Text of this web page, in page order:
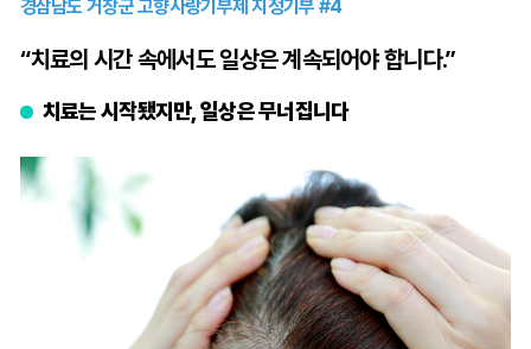
경삼남도 거창군 고향사랑기부제 지정기부 #4
“치료의 시간 속에서도 일상은 계속되어야 합니다.”
치료는 시작됐지만, 일상은 무너집니다